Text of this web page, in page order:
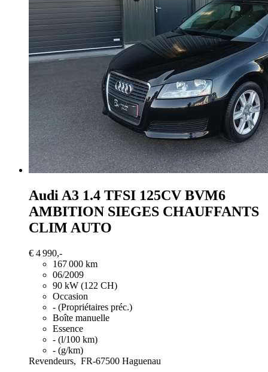
Audi A3 1.4 TFSI 125CV BVM6
AMBITION SIEGES CHAUFFANTS
CLIM AUTO
€ 4 990,-
167 000 km
06/2009
90 kW (122 CH)
Occasion
- (Propriétaires préc.)
Boîte manuelle
Essence
- (l/100 km)
- (g/km)
Revendeurs, FR-67500 Haguenau